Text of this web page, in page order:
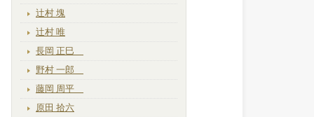
辻村 塊
辻村 唯
長岡 正巳
野村 一郎
藤岡 周平
原田 拾六